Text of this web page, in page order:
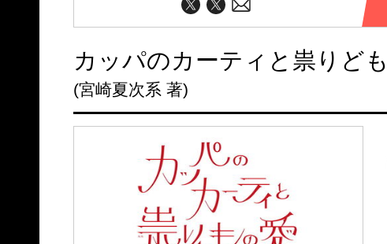
カッパのカーティと祟りど
(宮崎夏次系 著)